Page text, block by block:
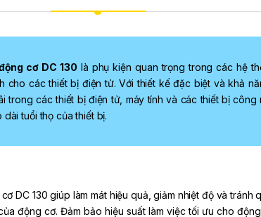
cơ DC 130 là phụ kiện quan trọng trong các hệ
cho các thiết bị điện tử. Với thiết kế đặc biệt và khả
trong các thiết bị điện tử, máy tính và các thiết bị công
tuổi thọ của thiết bị.
DC 130 giúp làm mát hiệu quả, giảm nhiệt độ và
động cơ. Đảm bảo hiệu suất làm việc tối ưu cho